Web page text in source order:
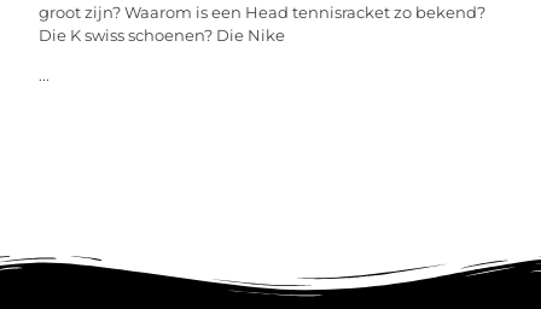
groot zijn? Waarom is een Head tennisracket zo bekend?
Die K swiss schoenen? Die Nike
...